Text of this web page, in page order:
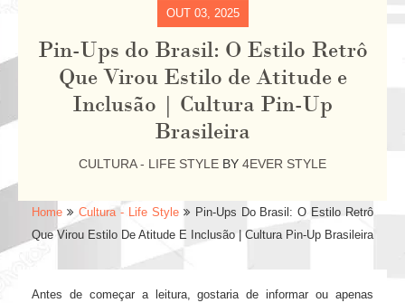
OUT 03, 2025
Pin-Ups do Brasil: O Estilo Retrô
Que Virou Estilo de Atitude e
Inclusão | Cultura Pin-Up
Brasileira
CULTURA - LIFE STYLE BY 4EVER STYLE
Home Cultura - Life Style
Pin-Ups Do Brasil: O Estilo Retrô
Que Virou Estilo De Atitude E Inclusão | Cultura Pin-Up Brasileira
Antes de começar a leitura, gostaria de informar ou apenas